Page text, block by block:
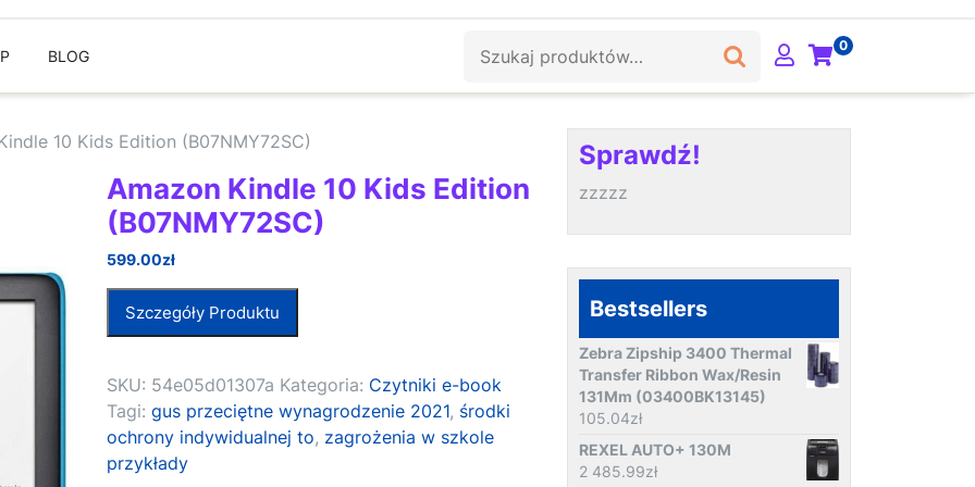
BLOG
0
10 Kids Edition (B07NMY72SC)
Amazon Kindle 10 Kids Edition
(B07NMY72SC)
599.00zł
Szczegóły Produktu
SKU: 54e05d01307a Kategoria: Czytniki e-book
Tagi:gus przeciętne wynagrodzenie 2021, środki
ochrony indywidualnej to, zagrożenia w szkole
przykłady
Sprawdź!
zzzzz
Bestsellers
Zebra Zipship 3400 Thermal
Transfer Ribbon Wax/Resin
131Mm (03400BK13145)
105.04zł
REXEL AUTO+ 130M
2 485.99zł